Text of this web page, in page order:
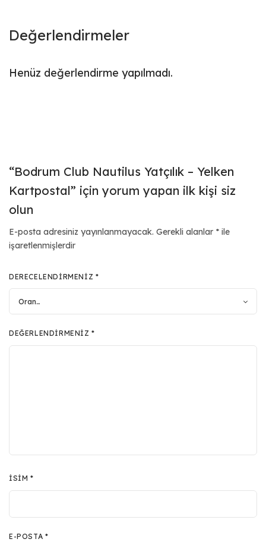
Değerlendirmeler
Henüz değerlendirme yapılmadı.
“Bodrum Club Nautilus Yatçılık – Yelken
Kartpostal” için yorum yapan ilk kişi siz
olun
E-posta adresiniz yayınlanmayacak. Gerekli alanlar * ile
işaretlenmişlerdir
DERECELENDIRMENIZ *
DEĞERLENDIRMENIZ*
İSIM*
E-POSTA *